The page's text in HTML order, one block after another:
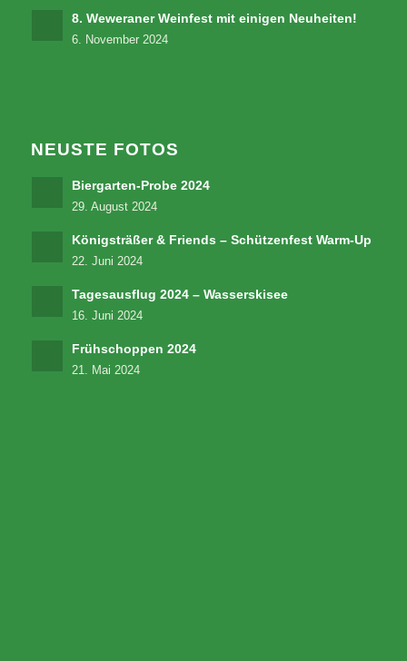
8. Weweraner Weinfest mit einigen Neuheiten!
6. November 2024
NEUSTE FOTOS
Biergarten-Probe 2024
29. August 2024
Königsträßer & Friends – Schützenfest Warm-Up
22. Juni 2024
Tagesausflug 2024 – Wasserskisee
16. Juni 2024
Frühschoppen 2024
21. Mai 2024